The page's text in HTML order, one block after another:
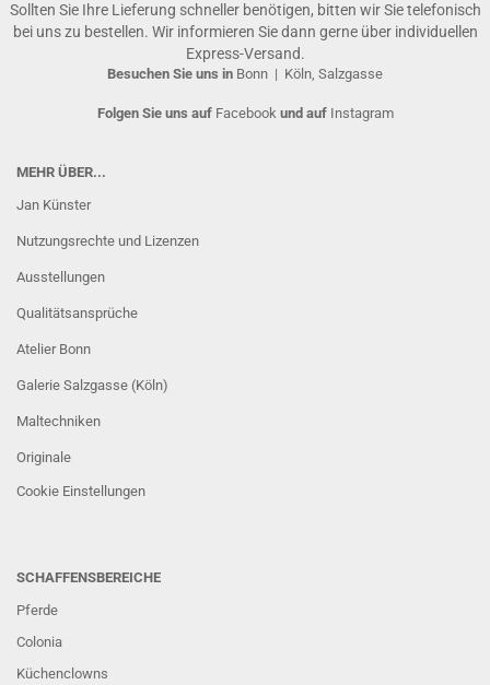
Sollten Sie Ihre Lieferung schneller benötigen, bitten wir Sie telefonisch
bei uns zu bestellen. Wir informieren Sie dann gerne über individuellen
Express-Versand.
Besuchen Sie uns in Bonn | Köln, Salzgasse
Folgen Sie uns auf Facebook und auf Instagram
MEHR ÜBER...
Jan Künster
Nutzungsrechte und Lizenzen
Ausstellungen
Qualitätsansprüche
Atelier Bonn
Galerie Salzgasse (Köln)
Maltechniken
Originale
Cookie Einstellungen
SCHAFFENSBEREICHE
Pferde
Colonia
Küchenclowns